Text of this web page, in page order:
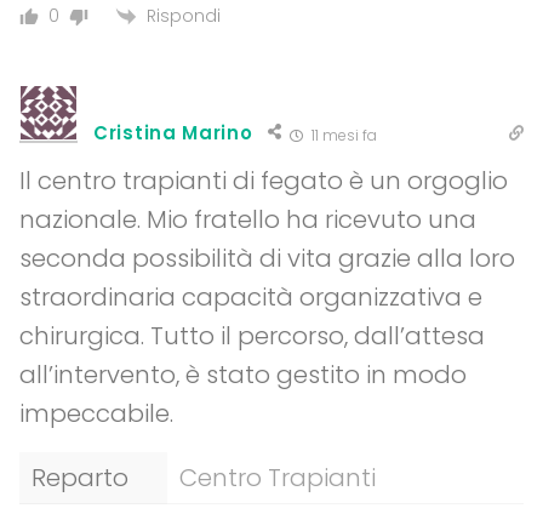
0 Rispondi
Cristina Marino 11 mesi fa
Il centro trapianti di fegato è un orgoglio
nazionale. Mio fratello ha ricevuto una
seconda possibilità di vita grazie alla loro
straordinaria capacità organizzativa e
chirurgica. Tutto il percorso, dall’attesa
all’intervento, è stato gestito in modo
impeccabile.
Reparto
Centro Trapianti